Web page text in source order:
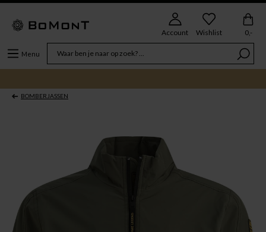
Menu
Account Wishlist 0,-
BOMBERJASSEN